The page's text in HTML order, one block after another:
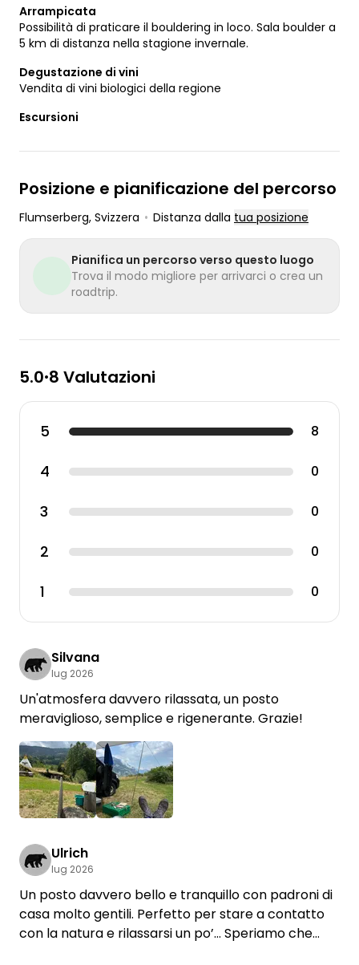
Arrampicata
Possibilità di praticare il bouldering in loco. Sala boulder a
5 km di distanza nella stagione invernale.
Degustazione di vini
Vendita di vini biologici della regione
Escursioni
Posizione e pianificazione del percorso
Flumserberg, Svizzera • Distanza dalla tua posizione
Pianifica un percorso verso questo luogo
Trova il modo migliore per arrivarci o crea un
roadtrip.
5.0•8 Valutazioni
5 8
4 0
3 0
2 0
1 0
Silvana
lug 2026
Un'atmosfera davvero rilassata, un posto
meraviglioso, semplice e rigenerante. Grazie!
Ulrich
lug 2026
Un posto davvero bello e tranquillo con padroni di
casa molto gentili. Perfetto per stare a contatto
con la natura e rilassarsi un po’… Speriamo che